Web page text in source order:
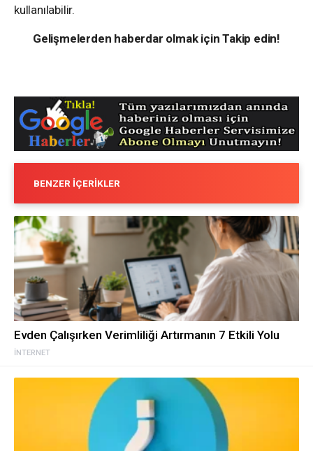
kullanılabilir.
Gelişmelerden haberdar olmak için Takip edin!
BENZER İÇERIKLER
İNTERNET
Evden Çalışırken Verimliliği Artırmanın 7 Etkili Yolu